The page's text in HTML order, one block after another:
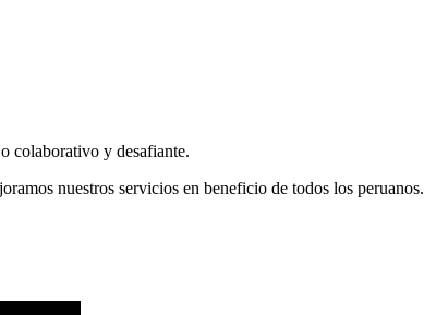
colaborativo y desafiante.
nuestros servicios en beneficio de todos los peruanos.